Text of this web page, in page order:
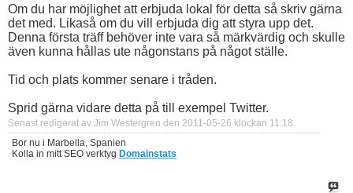
Om du har möjlighet att erbjuda lokal för detta så skriv gärna
det med. Likaså om du vill erbjuda dig att styra upp det.
Denna första träff behöver inte vara så märkvärdig och skulle
även kunna hållas ute någonstans på något ställe.
Tid och plats kommer senare i tråden.
Sprid gärna vidare detta på till exempel Twitter.
Senast redigerat av Jim Westergren den 2011-05-26 klockan 11:18.
Bor nu i Marbella, Spanien
Kolla in mitt SEO verktyg Domainstats